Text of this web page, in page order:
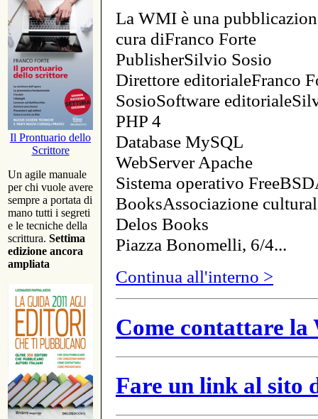
Il Prontuario dello
Scrittore
Un agile manuale
per chi vuole avere
sempre a portata di
mano tutti i segreti
e le tecniche della
scrittura. Settima
edizione ancora
ampliata
La WMI è una
cura diFranco Forte
PublisherSilvio Sosio
Direttore editorialeFranco
SosioSoftware
PHP 4
Database MySQL
WebServer Apache
Sistema operativo
BooksAssociazione
Delos Books
Piazza Bonomelli, 6/4...
Continua all'interno >
Come contattare
Fare un link al sito